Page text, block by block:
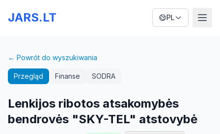
JARS.LT PL
← Powrót do wyszukiwania
Przegląd Finanse SODRA
Lenkijos ribotos atsakomybės
bendrovės "SKY-TEL" atstovybė